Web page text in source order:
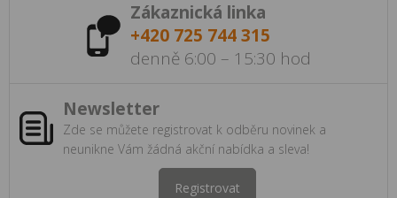
Zákaznická linka
+420 725 744 315
denně 6:00 – 15:30 hod
Newsletter
Zde se můžete registrovat k odběru novinek a
neunikne Vám žádná akční nabídka a sleva!
Registrovat